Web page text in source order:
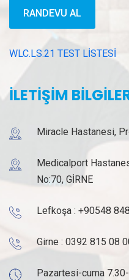
RANDEVU AL
WLC.LS.21 TEST LİSTESİ
İLETİŞİM
Miracle Hastanesi,
Medicalport
No:70, GİRNE
Lefkoşa : +90548
Girne : 0392 815 08
Pazartesi-cuma